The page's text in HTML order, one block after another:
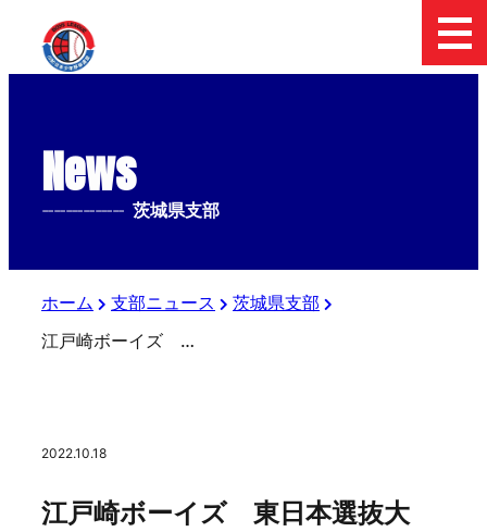
News
-------------- 茨城県支部
ホーム 支部ニュース
茨城県支部
江戸崎ボーイズ 東日本選抜大会 初優勝！
2022.10.18
江戸崎ボーイズ 東日本選抜大